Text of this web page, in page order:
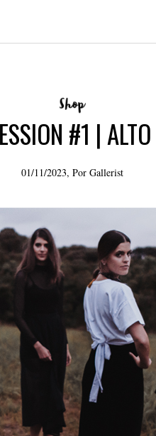
#1 |
01/11/2023, Por Gallerist